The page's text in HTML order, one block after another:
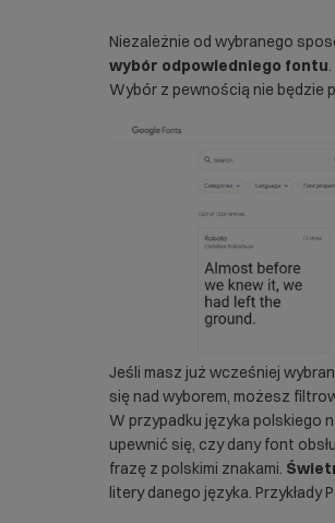
Niezależnie od wybranego
wybór odpowiedniego fontu
Wybór z pewnością nie będzie
Jeśli masz już wcześniej
się nad wyborem, możesz
W przypadku języka polskiego
upewnić się, czy dany font
frazę z polskimi znakami.
litery danego języka. Przykłady